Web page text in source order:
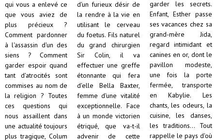
qui vous a enlevé ce
que vous aviez de
plus précieux ?
Comment pardonner
à l'assassin d'un des
siens ? Comment
garder espoir quand
tant d'atrocités sont
commises au nom de
la religion ? Toutes
ces questions qui
nous assaillent dans
une actualité toujours
plus tragique, Colum
d'un furieux désir de
la rendre à la vie en
utilisant le cerveau
du foetus. Fils naturel
du grand chirurgien
Sir Colin, il va
effectuer une greffe
étonnante qui fera
d'elle Bella Baxter,
femme d'une vitalité
exceptionnelle. Face
à un monde victorien
étriqué, que va-t-il
advenir de cette
garder les secrets.
Enfant, Esther passe
ses vacances chez sa
grand-mère Jida,
regard intimidant et
canines en or, dont le
pavillon modeste,
une fois la porte
fermée, transporte
en Kabylie. Les
chants, les odeurs, la
cuisine, les danses,
les traditions... Tout
rappelle le pays d'où